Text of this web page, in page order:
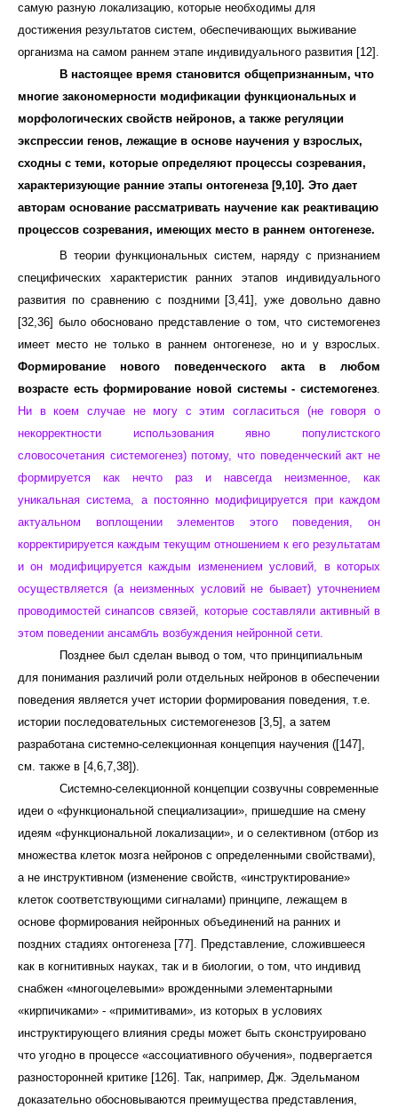
самую разную локализацию, которые необходимы для
достижения результатов систем, обеспечивающих выживание
организма на самом раннем этапе индивидуального развития [12].
В настоящее время становится общепризнанным, что
многие закономерности модификации функциональных и
морфологических свойств нейронов, а также регуляции
экспрессии генов, лежащие в основе научения у взрослых,
сходны с теми, которые определяют процессы созревания,
характеризующие ранние этапы онтогенеза [9,10]. Это дает
авторам основание рассматривать научение как реактивацию
процессов созревания, имеющих место в раннем онтогенезе.
В теории функциональных систем, наряду с признанием
специфических характеристик ранних этапов индивидуального
развития по сравнению с поздними [3,41], уже довольно давно
[32,36] было обосновано представление о том, что системогенез
имеет место не только в раннем онтогенезе, но и у взрослых.
Формирование нового поведенческого акта в любом
возрасте есть формирование новой системы - системогенез.
Ни в коем случае не могу с этим согласиться (не говоря о
некорректности использования явно популистского
словосочетания системогенез) потому, что поведенческий акт не
формируется как нечто раз и навсегда неизменное, как
уникальная система, а постоянно модифицируется при каждом
актуальном воплощении элементов этого поведения, он
корректирируется каждым текущим отношением к его результатам
и он модифицируется каждым изменением условий, в которых
осуществляется (а неизменных условий не бывает) уточнением
проводимостей синапсов связей, которые составляли активный в
этом поведении ансамбль возбуждения нейронной сети.
Позднее был сделан вывод о том, что принципиальным
для понимания различий роли отдельных нейронов в обеспечении
поведения является учет истории формирования поведения, т.е.
истории последовательных системогенезов [3,5], а затем
разработана системно-селекционная концепция научения ([147],
см. также в [4,6,7,38]).
Системно-селекционной концепции созвучны современные
идеи о «функциональной специализации», пришедшие на смену
идеям «функциональной локализации», и о селективном (отбор из
множества клеток мозга нейронов с определенными свойствами),
а не инструктивном (изменение свойств, «инструктирование»
клеток соответствующими сигналами) принципе, лежащем в
основе формирования нейронных объединений на ранних и
поздних стадиях онтогенеза [77]. Представление, сложившееся
как в когнитивных науках, так и в биологии, о том, что индивид
снабжен «многоцелевыми» врожденными элементарными
«кирпичиками» - «примитивами», из которых в условиях
инструктирующего влияния среды может быть сконструировано
что угодно в процессе «ассоциативного обучения», подвергается
разносторонней критике [126]. Так, например, Дж. Эдельманом
доказательно обосновываются преимущества представления,